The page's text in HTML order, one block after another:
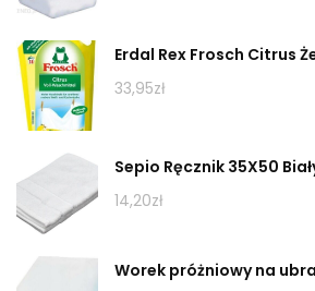
Erdal Rex Frosch Citrus
33,95zł
Sepio Ręcznik 35X50
14,20zł
Worek próżniowy na